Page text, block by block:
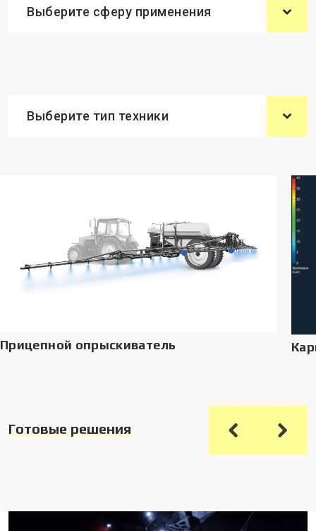
Выберите сферу применения
Выберите тип техники
Прицепной опрыскиватель
Готовые решения